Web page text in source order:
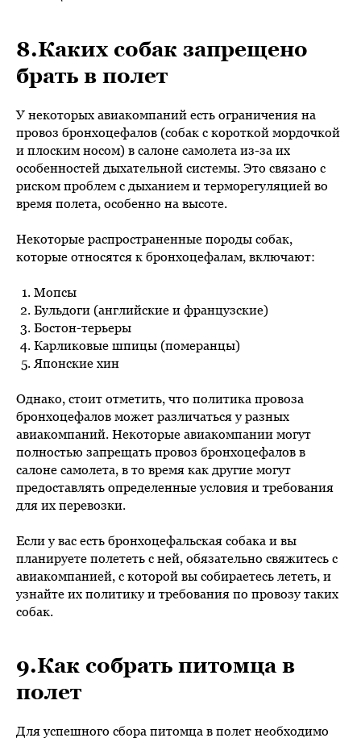
8.Каких собак запрещено
брать в полет
У некоторых авиакомпаний есть ограничения на
провоз бронхоцефалов (собак с короткой мордочкой
и плоским носом) в салоне самолета из-за их
особенностей дыхательной системы. Это связано с
риском проблем с дыханием и терморегуляцией во
время полета, особенно на высоте.
Некоторые распространенные породы собак,
которые относятся к бронхоцефалам, включают:
Мопсы
Бульдоги (английские и французские)
Бостон-терьеры
Карликовые шпицы (померанцы)
Японские хин
Однако, стоит отметить, что политика провоза
бронхоцефалов может различаться у разных
авиакомпаний. Некоторые авиакомпании могут
полностью запрещать провоз бронхоцефалов в
салоне самолета, в то время как другие могут
предоставлять определенные условия и требования
для их перевозки.
Если у вас есть бронхоцефальская собака и вы
планируете полететь с ней, обязательно свяжитесь с
авиакомпанией, с которой вы собираетесь лететь, и
узнайте их политику и требования по провозу таких
собак.
9.Как собрать питомца в
полет
Для успешного сбора питомца в полет необходимо